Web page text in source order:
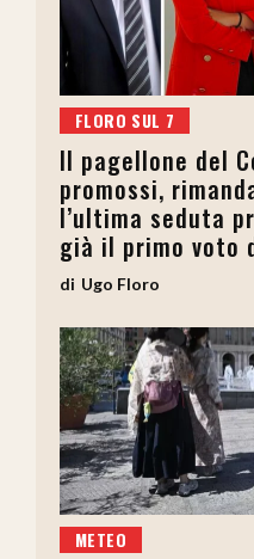
FLORO SUL 7
Il pagellone del
promossi,
l’ultima seduta
già il primo voto
Ugo Floro
METEO